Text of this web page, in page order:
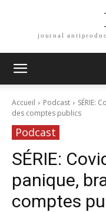
journal
Accueil Podcast
SÉRIE:
des comptes publics
Podcast
SÉRIE:
panique,
comptes